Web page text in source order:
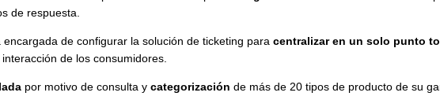
de respuesta.
encargada de configurar la solución de ticketing paracentralizar en un solo punto
de los consumidores.
por motivo de consulta ycategorización de más de 20 tipos de producto de su